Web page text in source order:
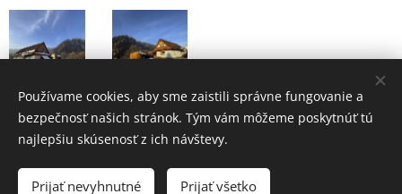
Chata u pltníka Paľka | 2025 | Vitajte na Orave
Používame cookies, aby sme zaistili správne fungovanie a
bezpečnosť našich stránok. Tým vám môžeme poskytnúť tú
najlepšiu skúsenosť z ich návštevy.
Prijať nevyhnutné Prijať všetko